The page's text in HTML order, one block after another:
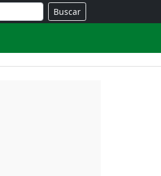
Buscar